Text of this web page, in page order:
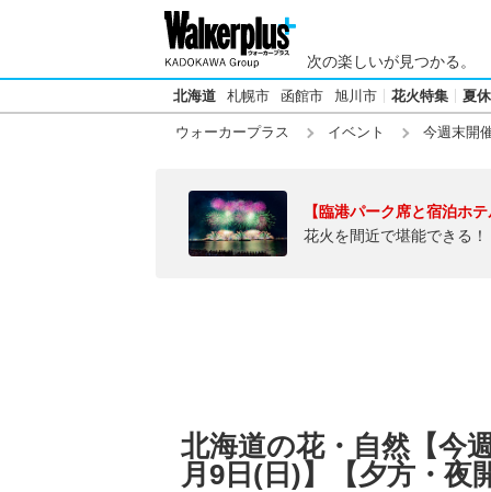
次の楽しいが見つかる。
北海道 札幌市 函館市 旭川市 花火特集 夏
ウォーカープラス イベント 今週末開
【臨港パーク席と宿泊ホ
花火を間近で堪能できる
北海道の花・自然【今
月9日(日)】【夕方・夜